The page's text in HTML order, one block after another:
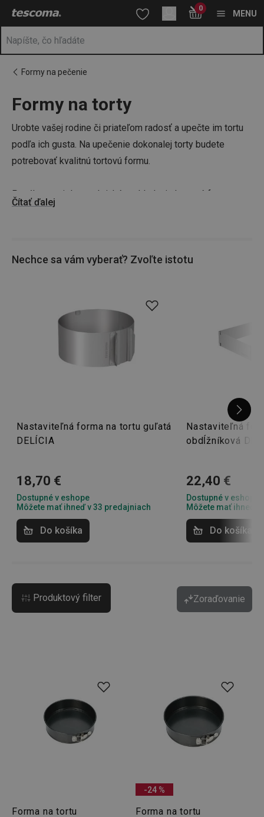
Nachádzate sa na stránke Tortové formy – pestrý výber
Prejsť na hlavný obsah
Prejsť na vyhľadávanie
Prejsť na navigáciu 0
MENU
Formy na pečenie
Formy na torty
Urobte vašej rodine či priateľom radosť a upečte im tortu
podľa ich gusta. Na upečenie dokonalej torty budete
potrebovať kvalitnú tortovú formu.
Ponúkame nielen praktické rozkladacie kovové formy
s antiadhéznym povrchom, ale aj žiaruvzdorné
nepripálite a zároveň sa vám budú hodiť aj na prípravu
Tip: Radi by ste upiekli iba malý zákusok? Vyskúšajte
formy na muffiny
! Zároveň nezabudnite
Čítať ďalej
Nechce sa vám vyberať? Zvoľte istotu
Nastaviteľná forma na tortu guľatá
DELÍCIA
18,70 €
Dostupné v eshope
Môžete mať ihneď v 33 predajniach
Do košíka
Nastaviteľná
obdĺžníková
22,40 €
Dostupné v eshope
Môžete mať ihneď
Do košíka
Produktový filter Zoraďovanie
Forma na tortu
-24 %
Forma na tortu